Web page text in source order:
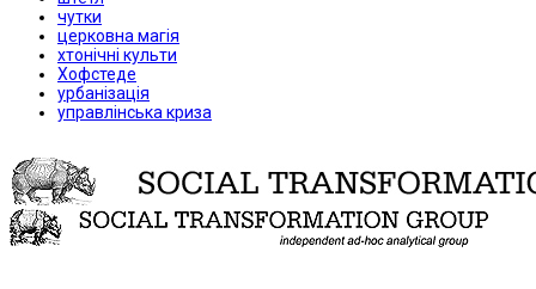
чутки
церковна магія
хтонічні культи
Хофстеде
урбанізація
управлінська криза